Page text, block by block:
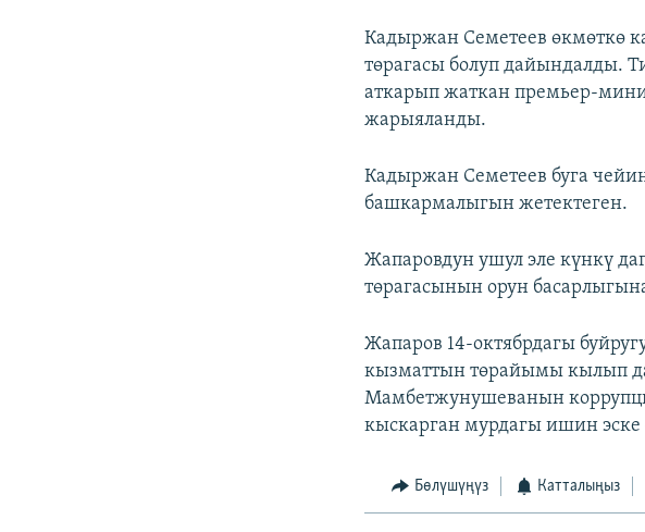
Кадыржан Семетеев өкмөткө
төрагасы болуп дайындалды.
аткарып жаткан премьер-
жарыяланды.
Кадыржан Семетеев буга
башкармалыгын жетектеген.
Жапаровдун ушул эле күнкү
төрагасынын орун
Жапаров 14-октябрдагы
кызматтын төрайымы кылып
Мамбетжунушеванын
кыскарган мурдагы ишин
Бөлүшүңүз Катталыңыз